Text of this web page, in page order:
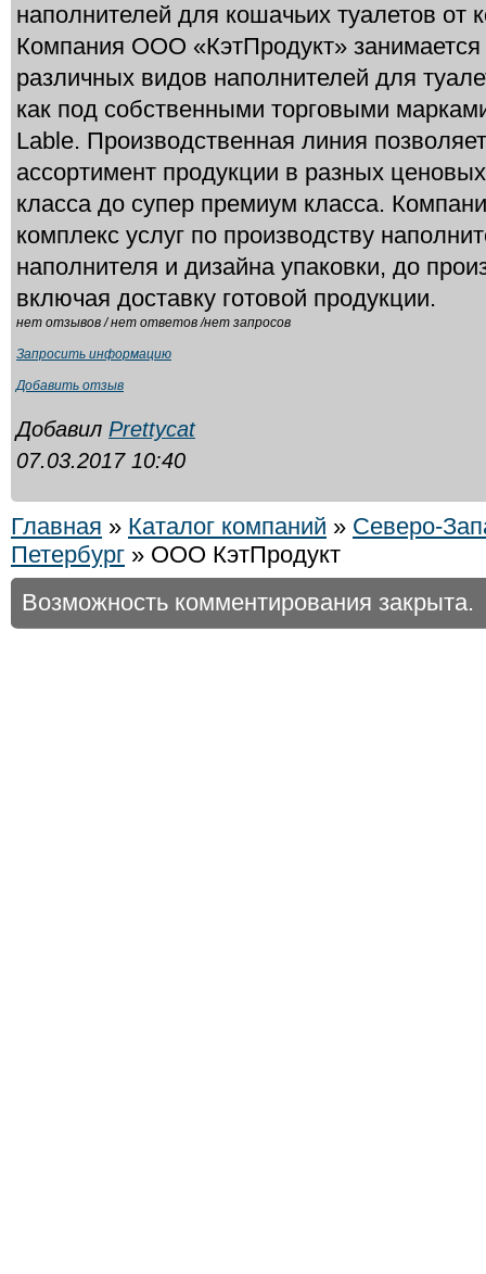
наполнителей для кошачьих туалетов от
Компания ООО «КэтПродукт»
различных видов наполнителей для
как под собственными торговыми
Lable. Производственная линия
ассортимент продукции в разных
класса до супер премиум класса.
комплекс услуг по производству
наполнителя и дизайна упаковки, до
включая доставку готовой продукции.
нет отзывов / нет ответов /нет запросов
Запросить информацию
Добавить отзыв
Добавил Prettycat
07.03.2017 10:40
Главная » Каталог компаний » Северо-
Петербург » ООО КэтПродукт
Возможность комментирования закрыта.